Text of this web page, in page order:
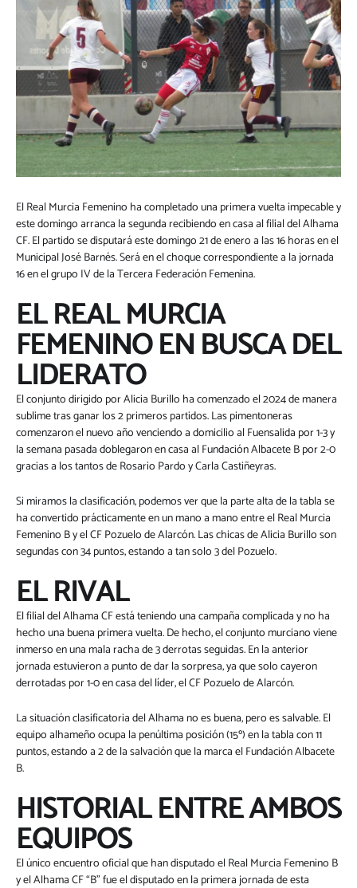
El Real Murcia Femenino ha completado una primera vuelta impecable y
este domingo arranca la segunda recibiendo en casa al filial del Alhama
CF. El partido se disputará este domingo 21 de enero a las 16 horas en el
Municipal José Barnés. Será en el choque correspondiente a la jornada
16 en el grupo IV de la Tercera Federación Femenina.
EL REAL MURCIA
FEMENINO EN BUSCA DEL
LIDERATO
El conjunto dirigido por Alicia Burillo ha comenzado el 2024 de manera
sublime tras ganar los 2 primeros partidos. Las pimentoneras
comenzaron el nuevo año venciendo a domicilio al Fuensalida por 1-3 y
la semana pasada doblegaron en casa al Fundación Albacete B por 2-0
gracias a los tantos de Rosario Pardo y Carla Castiñeyras.
Si miramos la clasificación, podemos ver que la parte alta de la tabla se
ha convertido prácticamente en un mano a mano entre el Real Murcia
Femenino B y el CF Pozuelo de Alarcón. Las chicas de Alicia Burillo son
segundas con 34 puntos, estando a tan solo 3 del Pozuelo.
EL RIVAL
El filial del Alhama CF está teniendo una campaña complicada y no ha
hecho una buena primera vuelta. De hecho, el conjunto murciano viene
inmerso en una mala racha de 3 derrotas seguidas. En la anterior
jornada estuvieron a punto de dar la sorpresa, ya que solo cayeron
derrotadas por 1-0 en casa del líder, el CF Pozuelo de Alarcón.
La situación clasificatoria del Alhama no es buena, pero es salvable. El
equipo alhameño ocupa la penúltima posición (15º) en la tabla con 11
puntos, estando a 2 de la salvación que la marca el Fundación Albacete
B.
HISTORIAL ENTRE AMBOS
EQUIPOS
El único encuentro oficial que han disputado el Real Murcia Femenino B
y el Alhama CF “B” fue el disputado en la primera jornada de esta